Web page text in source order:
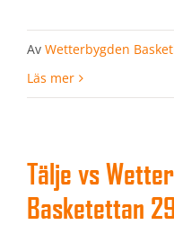
Av Wetterbygden
Läs mer
Tälje vs
Basketettan